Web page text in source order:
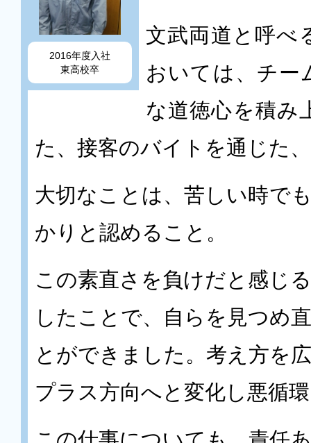
2016年度入社
東高校卒
文武両道と呼べ
おいては、チー
な道徳心を積み
た、接客のバイトを通じた
大切なことは、苦しい時で
かりと認めること。
この素直さを負けだと感じ
したことで、自らを見つめ
とができました。考え方を
プラス方向へと変化し悪循